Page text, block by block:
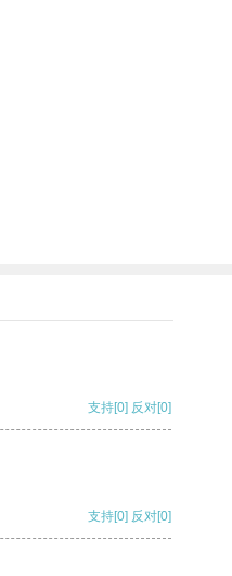
支持[0] 反对[0]
支持[0] 反对[0]